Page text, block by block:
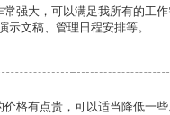
常强大，可以满足我所有的工
示文稿、管理日程安排等。
价格有点贵，可以适当降低一